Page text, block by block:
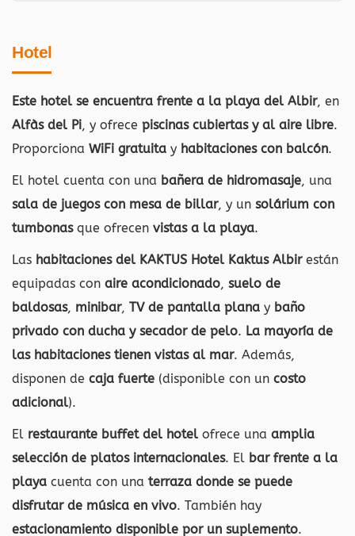
Hotel
Este hotel se encuentra frente a la playa del Albir, en
Alfàs del Pi, y ofrece piscinas cubiertas y al aire libre.
Proporciona WiFi gratuita y habitaciones con balcón.
El hotel cuenta con una bañera de hidromasaje, una
sala de juegos con mesa de billar, y un solárium con
tumbonasque ofrecen vistas a la playa.
Las habitaciones del KAKTUS Hotel Kaktus Albirestán
equipadas con aire acondicionado, suelo de
baldosas, minibar, TV de pantalla plana y baño
privado con ducha y secador de pelo. La mayoría de
las habitaciones tienen vistas al mar. Además,
disponen de caja fuerte (disponible con un costo
adicional).
El restaurante buffet del hotel ofrece una amplia
selección de platos internacionales. El bar frente a la
playa cuenta con una terraza donde se puede
disfrutar de música en vivo. También hay
estacionamiento disponible por un suplemento.